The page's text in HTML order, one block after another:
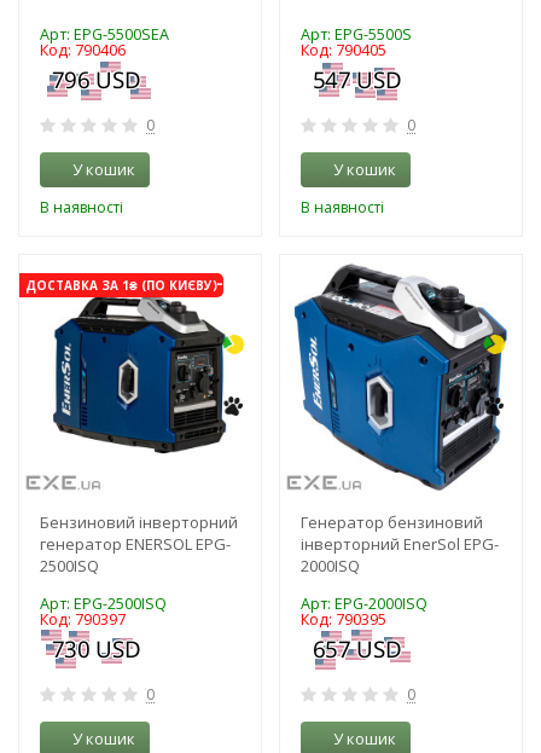
Арт: EPG-5500SEA
Код: 790406
0
У кошик
В наявності
Арт: EPG-5500S
Код: 790405
0
У кошик
В наявності
ДОСТАВКА ЗА 1₴ (ПО КИЄВУ)-3%
Бензиновий інверторний
генератор ENERSOL EPG-
2500ISQ
Арт: EPG-2500ISQ
Код: 790397
0
У кошик
Генератор бензиновий
інверторний EnerSol EPG-
2000ISQ
Арт: EPG-2000ISQ
Код: 790395
0
У кошик